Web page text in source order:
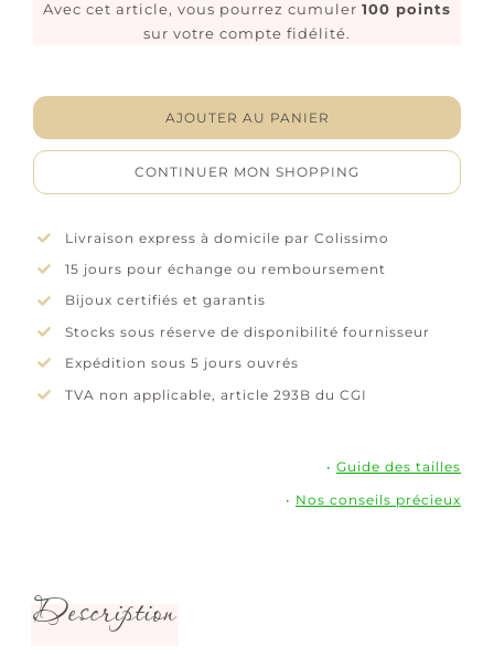
Avec cet article, vous pourrez cumuler 100 points
sur votre compte fidélité.
de
Boucles
d'oreilles
AJOUTER AU PANIER
CONTINUER MON SHOPPING
Livraison express à domicile par Colissimo
15 jours pour échange ou remboursement
Bijoux certifiés et garantis
Stocks sous réserve de disponibilité fournisseur
Expédition sous 5 jours ouvrés
TVA non applicable, article 293B du CGI
•Guide des tailles
• Nos conseils précieux
Description